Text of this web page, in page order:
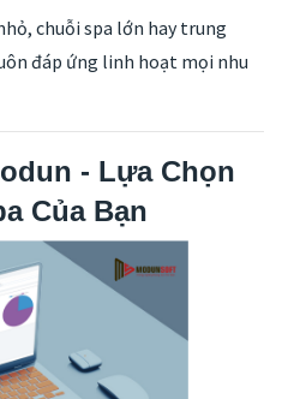
chuỗi spa lớn hay trung
đáp ứng linh hoạt mọi nhu
- Lựa Chọn
Của Bạn